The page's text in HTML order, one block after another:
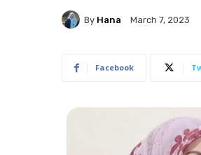
By Hana March 7, 2023
Facebook